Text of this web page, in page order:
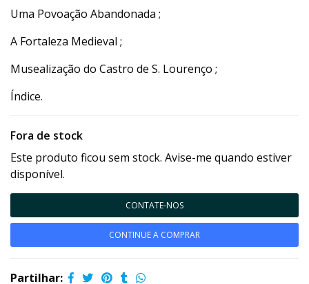
Uma Povoação Abandonada ;
A Fortaleza Medieval ;
Musealização do Castro de S. Lourenço ;
Índice.
Fora de stock
Este produto ficou sem stock. Avise-me quando estiver
disponível.
CONTATE-NOS
CONTINUE A COMPRAR
Partilhar: